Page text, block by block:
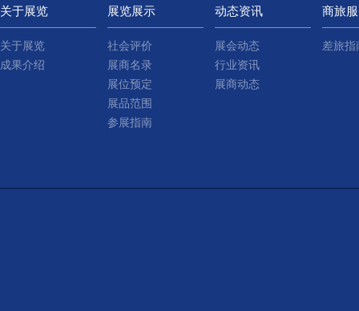
关于展览
关于展览
成果介绍
展览展示
社会评价
展商名录
展位预定
展品范围
参展指南
动态资讯
展会动态
行业资讯
展商动态
商旅
差旅指